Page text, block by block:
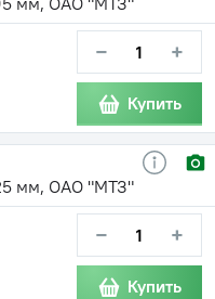
− +
Купить
мм, ОАО "МТЗ"
− +
Купить